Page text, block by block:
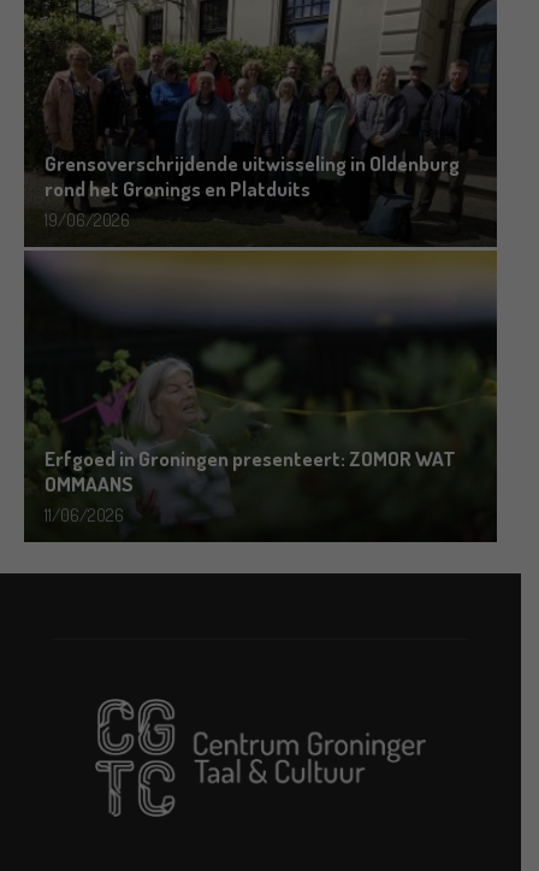
Grensoverschrijdende uitwisseling in Oldenburg
rond het Gronings en Platduits
19/06/2026
Erfgoed in Groningen presenteert: ZOMOR WAT
OMMAANS
11/06/2026